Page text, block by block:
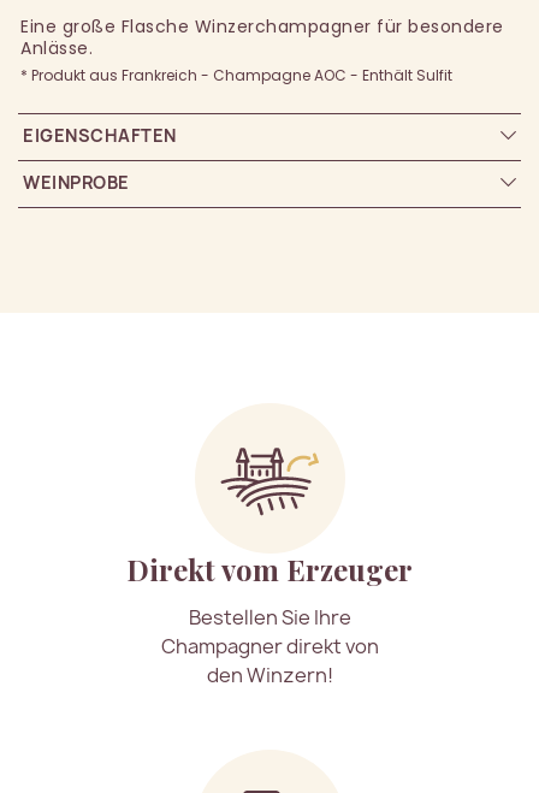
Eine große Flasche Winzerchampagner für besondere
Anlässe.
* Produkt aus Frankreich - Champagne AOC - Enthält Sulfit
EIGENSCHAFTEN
WEINPROBE
Direkt vom Erzeuger
Bestellen Sie Ihre
Champagner direkt von
den Winzern!